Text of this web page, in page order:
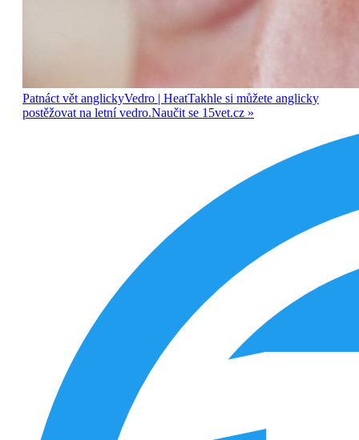
Patnáct vět anglickyVedro | HeatTakhle si můžete anglicky
postěžovat na letní vedro.Naučit se 15vet.cz »